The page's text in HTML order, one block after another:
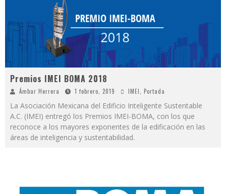
Premios IMEI BOMA 2018
Ámbar Herrera 1 febrero, 2019 IMEI Portada
La Asociación Mexicana del Edificio Inteligente Sustentable
A.C. (IMEI) entregó los Premios IMEI-BOMA, con los que
reconoce a los mayores exponentes de la edificación en las
áreas de inteligencia y sustentabilidad.